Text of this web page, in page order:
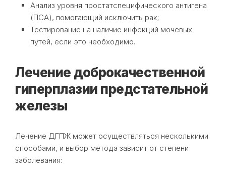
Анализ уровня простатспецифического антигена
(ПСА), помогающий исключить рак;
Тестирование на наличие инфекций мочевых
путей, если это необходимо.
Лечение доброкачественной
гиперплазии предстательной
железы
Лечение ДГПЖ может осуществляться несколькими
способами, и выбор метода зависит от степени
заболевания: